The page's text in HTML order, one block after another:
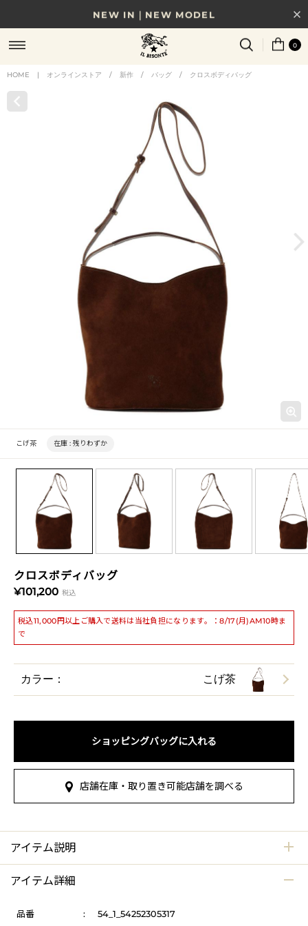
NEW IN｜NEW MODEL
8/17(月)10時まで｜税込11,000円以上で送料無料
贈る相手やシーンから選べる、新しいギフトガイド
0
HOME | オンラインストア / 新作 / バッグ / クロスボディバッグ
クロスボディバッグ
¥101,200 税込
税込11,000円以上ご購入で送料は当社負担になります。：8/17(月)AM10時ま
で
こげ茶 在庫 : 残りわずか
カラー： こげ茶
ショッピングバッグに入れる
店舗在庫・取り置き可能店舗を調べる
アイテム説明
アイテム詳細
品番 :
54_1_54252305317